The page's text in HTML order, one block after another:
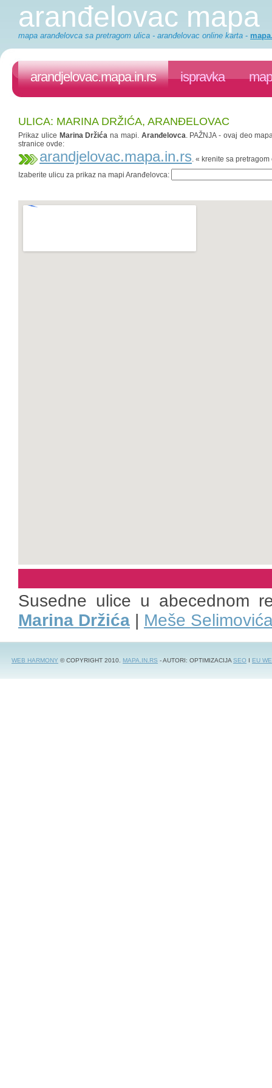
aranđelovac mapa
mapa aranđelovca sa pretragom ulica - aranđelovac online karta -
arandjelovac.mapa.in.rs ispravka
ULICA: MARINA DRŽIĆA, ARANĐELOVAC
Prikaz ulice Marina Držića na mapi. Aranđelovca. PAŽNJA - ovaj deo
stranice ovde:
arandjelovac.mapa.in.rs. « krenite sa pretragom
Izaberite ulicu za prikaz na mapi Aranđelovca:
Susedne ulice u abecednom
Marina Držića | Meše
WEB HARMONY © COPYRIGHT 2010. MAPA.IN.RS - AUTORI: OPTIMIZACIJASEO I EU